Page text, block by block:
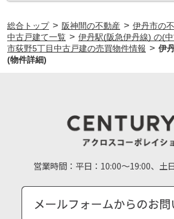
総合トップ > 阪神間の不動産 > 伊丹市の
中古戸建て一覧 > 伊丹駅(阪急伊丹線) の(
市荻野5丁目中古戸建の売買物件情報 > 伊
(物件詳細)
営業時間： 平日：10:00～19:00、土